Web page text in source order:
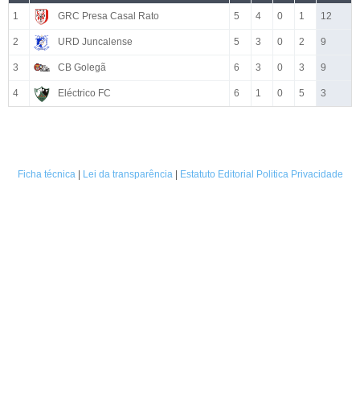
1 GRC Presa Casal Rato 5 4 0 1 12
2 URD Juncalense 5 3 0 2 9
3 CB Golegã 6 3 0 3 9
4 Eléctrico FC 6 1 0 5 3
Ficha técnica| Lei da transparência| Estatuto Editorial Politica Privacidade